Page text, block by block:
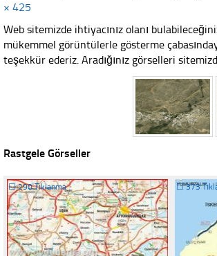
× 425
Web sitemizde ihtiyacınız olanı
mükemmel görüntülerle gösterme
teşekkür ederiz. Aradığınız görselleri
Rastgele Görseller
☐290 Tıklanma ☐373